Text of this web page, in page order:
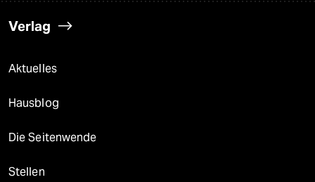
Verlag
Aktuelles
Hausblog
Die Seitenwende
Stellen